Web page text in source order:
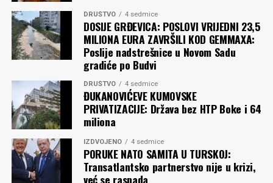
DRUŠTVO 4 sedmice
DOSIJE GRĐEVICA: POSLOVI VRIJEDNI 23,5
MILIONA EURA ZAVRŠILI KOD GEMMAXA:
Poslije nadstrešnice u Novom Sadu
gradiće po Budvi
DRUŠTVO 4 sedmice
ĐUKANOVIĆEVE KUMOVSKE
PRIVATIZACIJE: Država bez HTP Boke i 64
miliona
IZDVOJENO 4 sedmice
PORUKE NATO SAMITA U TURSKOJ:
Transatlantsko partnerstvo nije u krizi,
već se raspada